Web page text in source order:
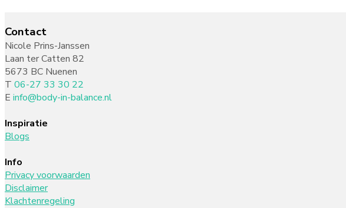
Contact
Nicole Prins-Janssen
Laan ter Catten 82
5673 BC Nuenen
T 06-27 33 30 22
E info@body-in-balance.nl
Inspiratie
Blogs
Info
Privacy voorwaarden
Disclaimer
Klachtenregeling